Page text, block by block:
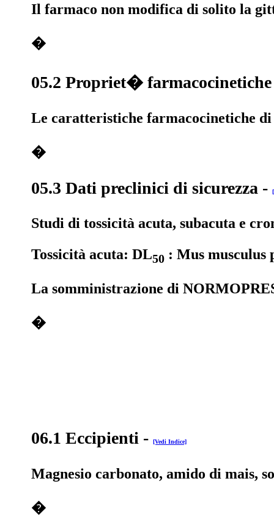
Il farmaco non modifica di solito la
�
05.2 Propriet� farmacocinetiche
Le caratteristiche farmacocinetiche
�
05.3 Dati preclinici di sicurezza -
Studi di tossicità acuta, subacuta e
Tossicità acuta: DL50 : Mus musculus
La somministrazione di
�
06.1 Eccipienti - [Vedi Indice]
Magnesio carbonato, amido di mais,
�